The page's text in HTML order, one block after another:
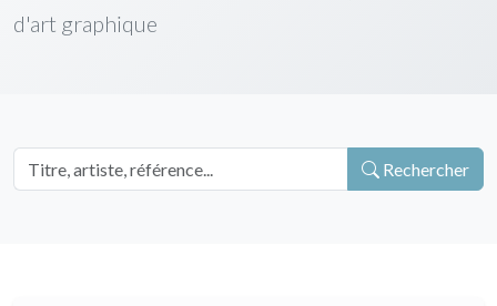
d'art graphique
Rechercher